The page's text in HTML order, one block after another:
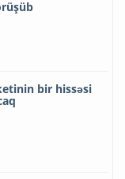
bir hissəsi